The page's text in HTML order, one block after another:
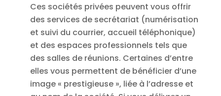
Ces sociétés privées peuvent vous offrir
des services de secrétariat (numérisation
et suivi du courrier, accueil téléphonique)
et des espaces professionnels tels que
des salles de réunions. Certaines d’entre
elles vous permettent de bénéficier d’une
image « prestigieuse », liée à l’adresse et